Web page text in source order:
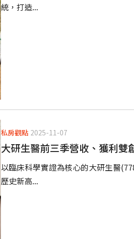
統，打造...
私房觀點 2025-11-07
大研生醫前三季營收、獲利雙
以臨床科學實證為核心的大研生醫
歷史新高...